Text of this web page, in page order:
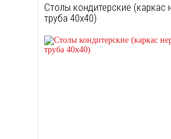
Столы кондитерские (каркас
труба 40х40)